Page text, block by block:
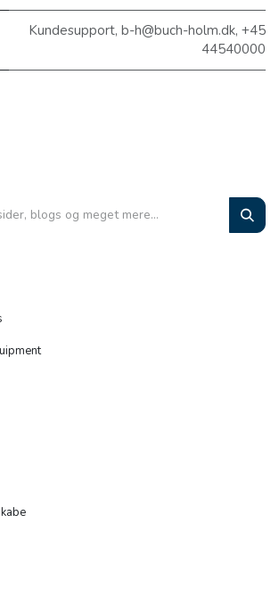
Kundesupport, b-h@buch-holm.dk, +45
44540000